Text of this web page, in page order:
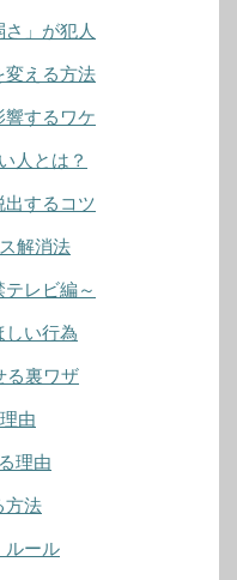
さ」が犯人
変える方法
するワケ
人とは？
出するコツ
解消法
レビ編～
しい行為
る裏ワザ
由
理由
方法
ルール